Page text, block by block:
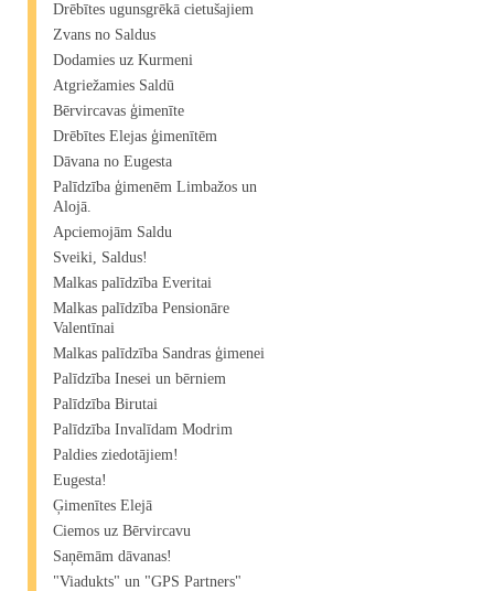
Drēbītes ugunsgrēkā cietušajiem
Zvans no Saldus
Dodamies uz Kurmeni
Atgriežamies Saldū
Bērvircavas ģimenīte
Drēbītes Elejas ģimenītēm
Dāvana no Eugesta
Palīdzība ģimenēm Limbažos un
Alojā.
Apciemojām Saldu
Sveiki, Saldus!
Malkas palīdzība Everitai
Malkas palīdzība Pensionāre
Valentīnai
Malkas palīdzība Sandras ģimenei
Palīdzība Inesei un bērniem
Palīdzība Birutai
Palīdzība Invalīdam Modrim
Paldies ziedotājiem!
Eugesta!
Ģimenītes Elejā
Ciemos uz Bērvircavu
Saņēmām dāvanas!
"Viadukts" un "GPS Partners"